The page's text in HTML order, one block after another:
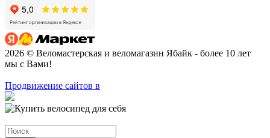
2026 © Веломастерская и веломагазин Ябайк - более 10 лет
мы с Вами!
Продвижение сайтов в